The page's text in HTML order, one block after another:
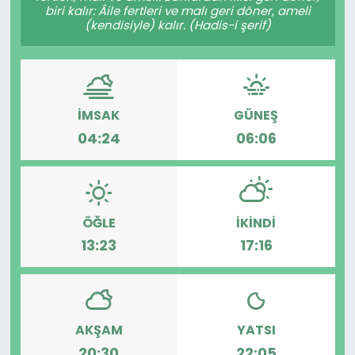
biri kalır: Âile fertleri ve malı geri döner, ameli
(kendisiyle) kalır. (Hadis-i şerif)
İMSAK
04:24
GÜNEŞ
06:06
ÖĞLE
13:23
İKINDI
17:16
AKŞAM YATSI